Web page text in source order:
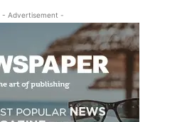
- Advertisement -